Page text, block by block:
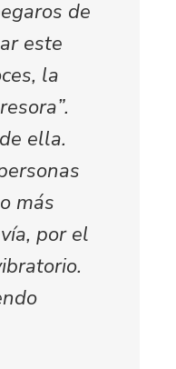
de
este
la
ella.
más
por el